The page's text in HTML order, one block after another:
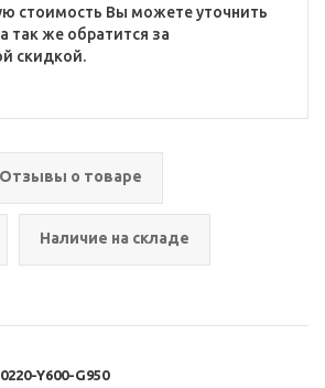
стоимость Вы можете уточнить
так же обратится за
скидкой.
Отзывы о товаре
Наличие на складе
Y600-G950